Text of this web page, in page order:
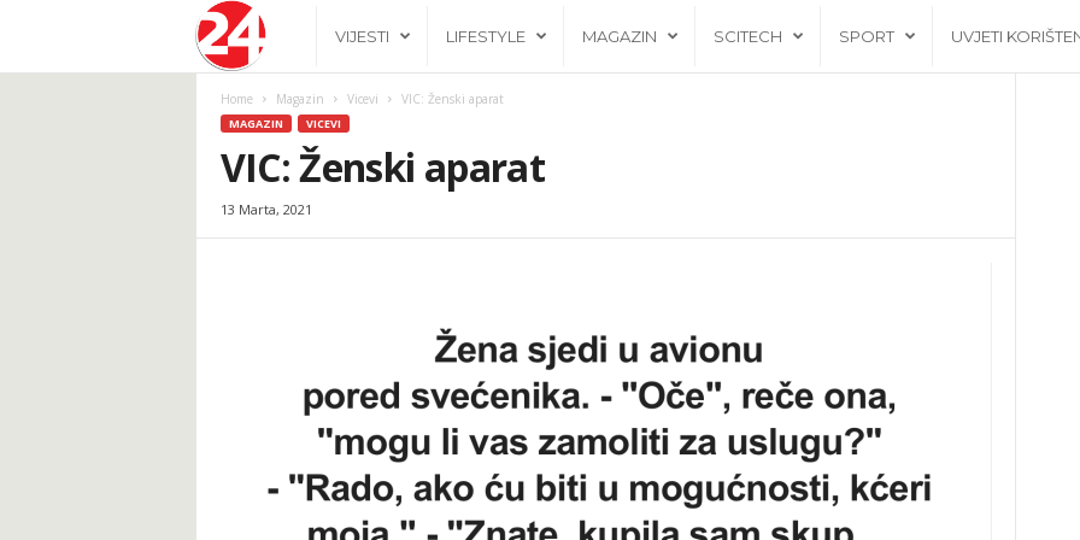
h
VIJESTI LIFESTYLE MAGAZIN SCITECH SPORT UVJETI
Home Magazin Vicevi VIC: Ženski aparat
MAGAZIN VICEVI
VIC: Ženski aparat
13 Marta, 2021